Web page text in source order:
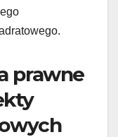
prawne